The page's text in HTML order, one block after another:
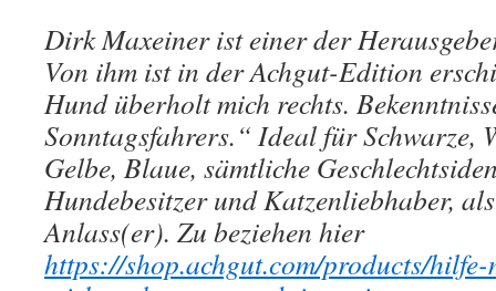
Dirk Maxeiner ist einer der
Von ihm ist in der Achgut-Edition
Hund überholt mich rechts.
Sonntagsfahrers.“ Ideal für Schwarze,
Gelbe, Blaue, sämtliche
Hundebesitzer und Katzenliebhaber,
Anlass(er). Zu beziehen hier
https://shop.achgut.com/products/